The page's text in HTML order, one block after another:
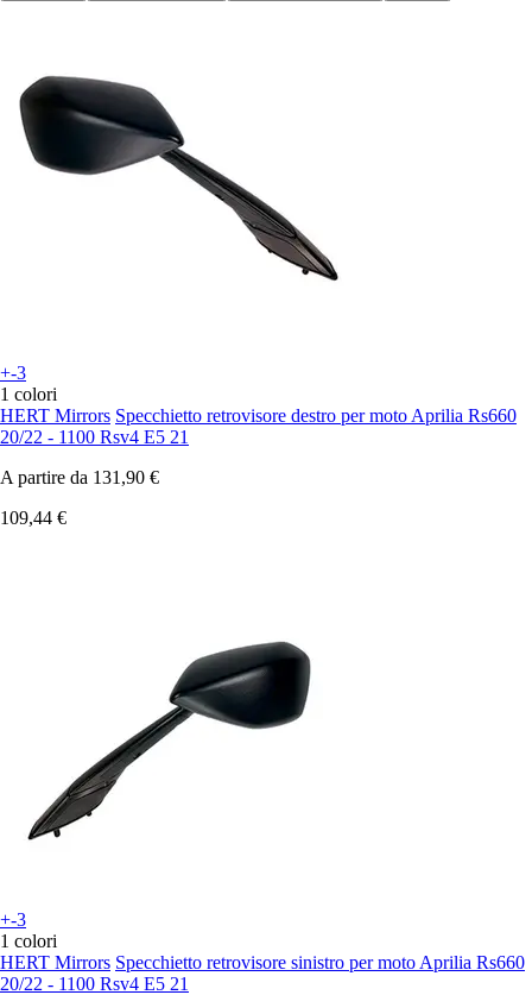
+-3
1 colori
HERT Mirrors Specchietto retrovisore destro per moto Aprilia Rs660
20/22 - 1100 Rsv4 E5 21
A partire da 131,90 €
109,44 €
+-3
1 colori
HERT Mirrors Specchietto retrovisore sinistro per moto Aprilia Rs660
20/22 - 1100 Rsv4 E5 21